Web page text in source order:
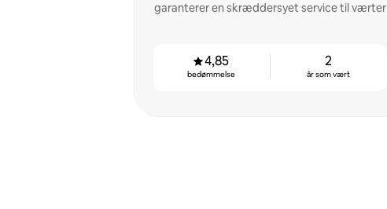
garanterer en skræddersyet service til værter
4,85
bedømmelse
2
år som vært